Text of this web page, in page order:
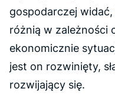
gospodarczej
różnią w zależności
ekonomicznie
jest on rozwinięty,
rozwijający się.